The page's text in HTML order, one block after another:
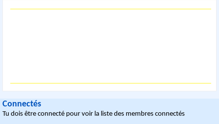
Connectés
Tu dois être connecté pour voir la liste des membres connectés